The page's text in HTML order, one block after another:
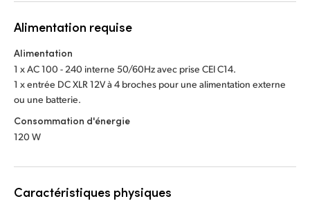
Alimentation requise
Alimentation
1 x AC 100 - 240 interne 50/60Hz avec prise CEI C14.
1 x entrée DC XLR 12V à 4 broches pour une alimentation externe
ou une batterie.
Consommation d'énergie
120 W
Caractéristiques physiques